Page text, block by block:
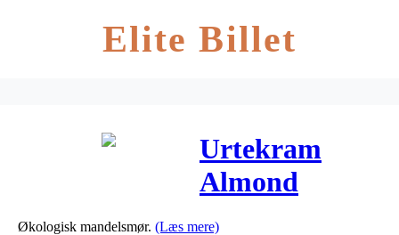
Elite Billet
Urtekram
Almond
butter Ø – 125
Økologisk mandelsmør. (Læs mere)